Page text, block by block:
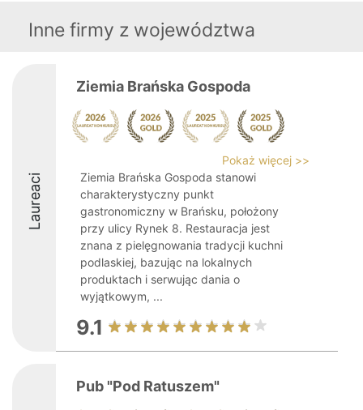
Inne firmy z województwa
Laureaci
Ziemia Brańska Gospoda
Pokaż więcej >>
Ziemia Brańska Gospoda stanowi
charakterystyczny punkt
gastronomiczny w Brańsku, położony
przy ulicy Rynek 8. Restauracja jest
znana z pielęgnowania tradycji kuchni
podlaskiej, bazując na lokalnych
produktach i serwując dania o
wyjątkowym, ...
9.1
Pub "Pod Ratuszem"